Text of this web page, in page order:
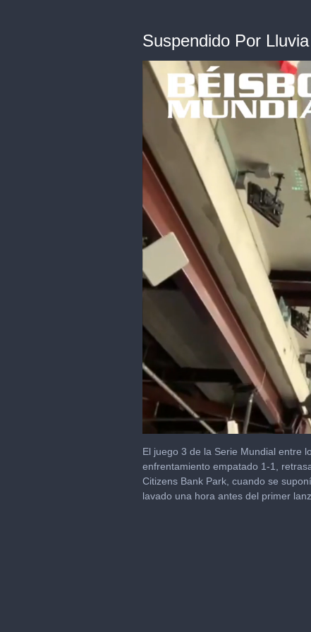
Suspendido Por Lluvia
seconds
28
secondsVolume
0%
El juego 3 de la Serie Mundial entre
enfrentamiento empatado 1-1,
Citizens Bank Park, cuando se
lavado una hora antes del primer